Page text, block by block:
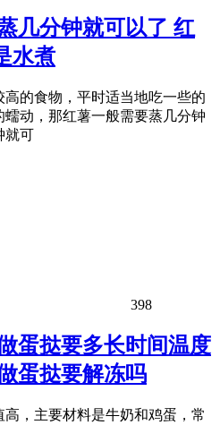
几分钟就可以了 红
水煮
的食物，平时适当地吃一些的
动，那红薯一般需要蒸几分钟
就可
398
蛋挞要多长时间温度
蛋挞要解冻吗
，主要材料是牛奶和鸡蛋，常